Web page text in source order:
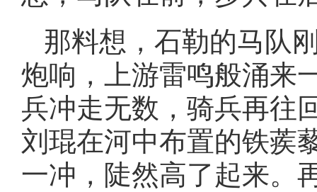
那料想，石勒的马队
炮响，上游雷鸣般涌来
兵冲走无数，骑兵再往
刘琨在河中布置的铁蒺
一冲，陡然高了起来。